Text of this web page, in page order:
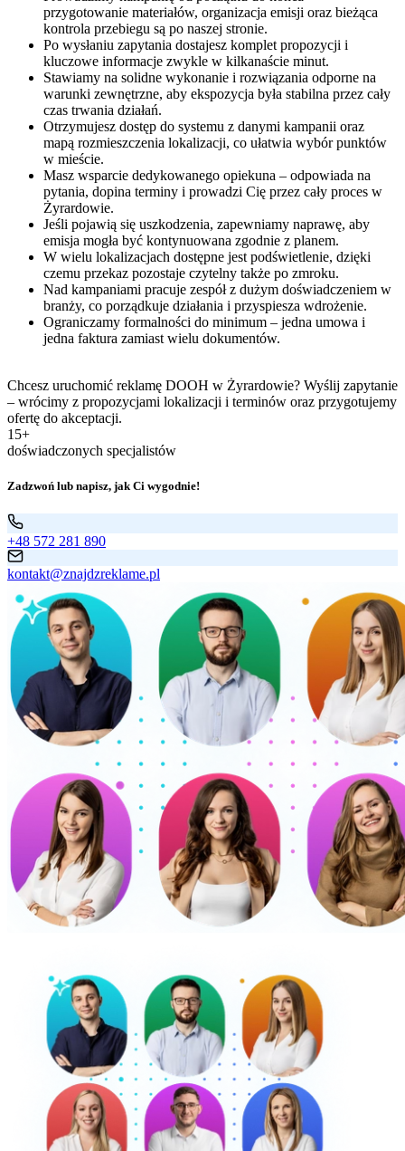
przygotowanie materiałów, organizacja emisji oraz bieżąca
kontrola przebiegu są po naszej stronie.
Po wysłaniu zapytania dostajesz komplet propozycji i
kluczowe informacje zwykle w kilkanaście minut.
Stawiamy na solidne wykonanie i rozwiązania odporne na
warunki zewnętrzne, aby ekspozycja była stabilna przez cały
czas trwania działań.
Otrzymujesz dostęp do systemu z danymi kampanii oraz
mapą rozmieszczenia lokalizacji, co ułatwia wybór punktów
w mieście.
Masz wsparcie dedykowanego opiekuna – odpowiada na
pytania, dopina terminy i prowadzi Cię przez cały proces w
Żyrardowie.
Jeśli pojawią się uszkodzenia, zapewniamy naprawę, aby
emisja mogła być kontynuowana zgodnie z planem.
W wielu lokalizacjach dostępne jest podświetlenie, dzięki
czemu przekaz pozostaje czytelny także po zmroku.
Nad kampaniami pracuje zespół z dużym doświadczeniem w
branży, co porządkuje działania i przyspiesza wdrożenie.
Ograniczamy formalności do minimum – jedna umowa i
jedna faktura zamiast wielu dokumentów.
Chcesz uruchomić reklamę DOOH w Żyrardowie? Wyślij zapytanie
– wrócimy z propozycjami lokalizacji i terminów oraz przygotujemy
ofertę do akceptacji.
15+
doświadczonych specjalistów
Zadzwoń lub napisz, jak Ci wygodnie!
+48 572 281 890
kontakt@znajdzreklame.pl